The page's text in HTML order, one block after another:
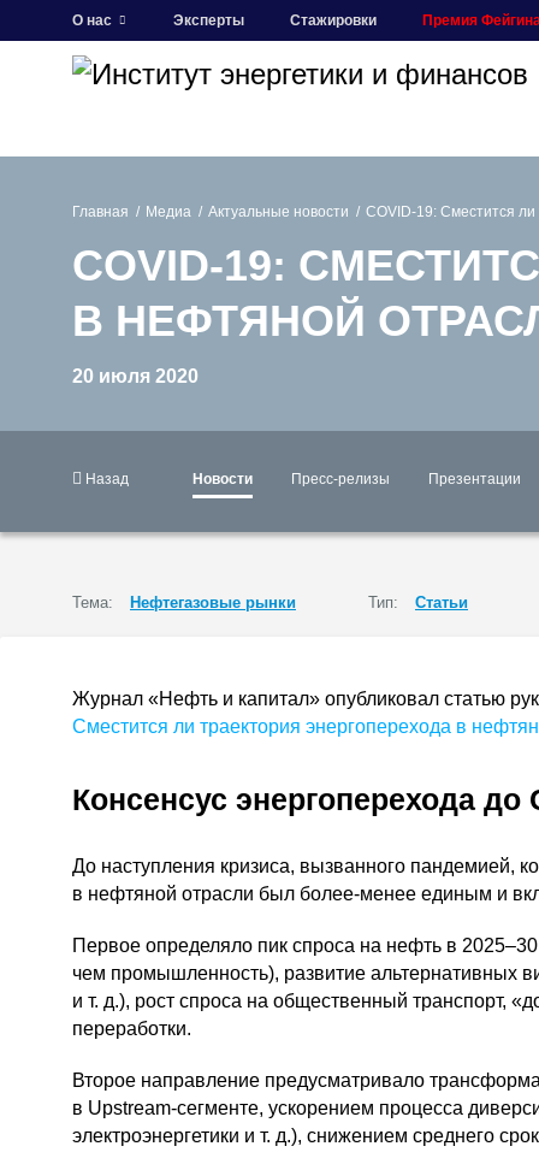
О нас Эксперты Стажировки Премия
Главная Медиа Актуальные новости COVID-19: Сместится
COVID-19:
В НЕФТЯНОЙ
20 июля 2020
Назад Новости Пресс-релизы Презентации
Тема: Нефтегазовые рынки Тип: Статьи
Журнал «Нефть и капитал» опубликовал статью
Сместится ли траектория энергоперехода в
Консенсус энергоперехода до
До наступления кризиса, вызванного пандемией,
в нефтяной отрасли был более-менее единым и
Первое определяло пик спроса на нефть в
чем промышленность), развитие альтернативных
и т. д.), рост спроса на общественный транспорт,
переработки.
Второе направление предусматривало
в Upstream-сегменте, ускорением процесса
электроэнергетики и т. д.), снижением среднего